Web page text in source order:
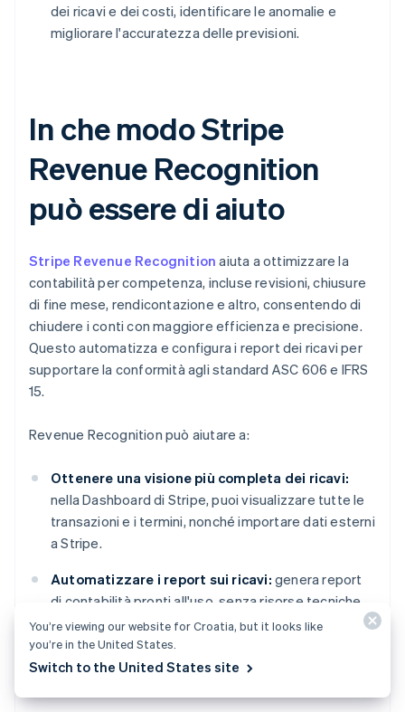
dei ricavi e dei costi, identificare le anomalie e
migliorare l'accuratezza delle previsioni.
In che modo Stripe
Revenue Recognition
può essere di aiuto
Stripe Revenue Recognition aiuta a ottimizzare la
contabilità per competenza, incluse revisioni, chiusure
di fine mese, rendicontazione e altro, consentendo di
chiudere i conti con maggiore efficienza e precisione.
Questo automatizza e configura i report dei ricavi per
supportare la conformità agli standard ASC 606 e IFRS
15.
Revenue Recognition può aiutare a:
Ottenere una visione più completa dei ricavi:
nella Dashboard di Stripe, puoi visualizzare tutte le
transazioni e i termini, nonché importare dati esterni
a Stripe.
Automatizzare i report sui ricavi: genera report
di contabilità pronti all'uso, senza risorse tecniche.
Personalizzare la tua attività:
regole personalizzate per riconoscere i ricavi, in
You’re viewing our website for Croatia, but it looks like
you’re in the United States.
Switch to the United States site